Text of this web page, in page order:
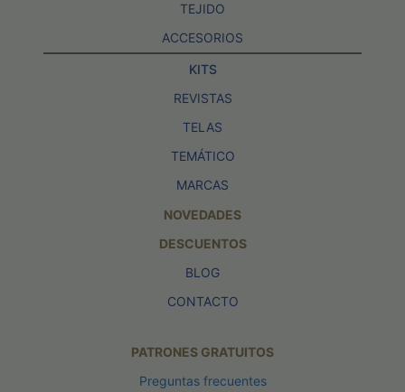
TEJIDO
ACCESORIOS
KITS
REVISTAS
TELAS
TEMÁTICO
MARCAS
NOVEDADES
DESCUENTOS
BLOG
CONTACTO
PATRONES GRATUITOS
Preguntas frecuentes